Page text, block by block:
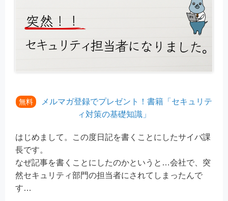
無料
メルマガ登録でプレゼント！書籍「セキュリテ
ィ対策の基礎知識」
はじめまして。この度日記を書くことにしたサイバ課
長です。
なぜ記事を書くことにしたのかというと…会社で、突
然セキュリティ部門の担当者にされてしまったんで
す…